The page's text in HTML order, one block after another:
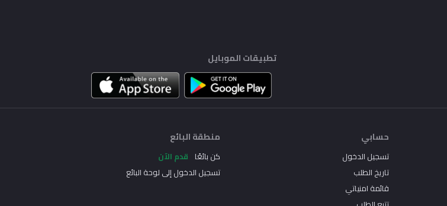
تطبيقات الموبايل
حسابي
تسجيل الدخول
تاريخ الطلب
قائمة امنياتي
منطقة البائع
كن بائعًا قدم الآن
تسجيل الدخول إلى لوحة البائع